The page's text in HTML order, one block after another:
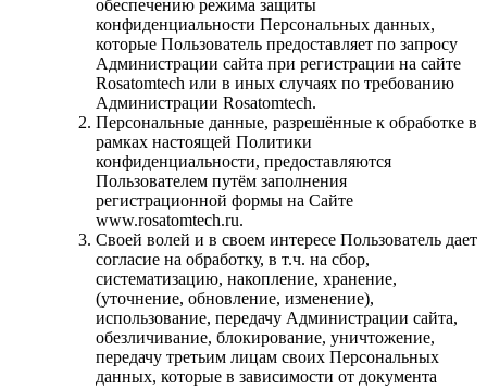
обеспечению режима защиты
конфиденциальности Персональных данных,
которые Пользователь предоставляет по запросу
Администрации сайта при регистрации на сайте
Rosatomtech или в иных случаях по требованию
Администрации Rosatomtech.
Персональные данные, разрешённые к обработке в
рамках настоящей Политики
конфиденциальности, предоставляются
Пользователем путём заполнения
регистрационной формы на Сайте
www.rosatomtech.ru.
Своей волей и в своем интересе Пользователь дает
согласие на обработку, в т.ч. на сбор,
систематизацию, накопление, хранение,
(уточнение, обновление, изменение),
использование, передачу Администрации сайта,
обезличивание, блокирование, уничтожение,
передачу третьим лицам своих Персональных
данных, которые в зависимости от документа